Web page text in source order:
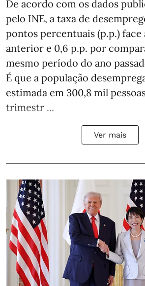
De acordo com os dados
pelo INE, a taxa de
pontos percentuais (p.p.)
anterior e 0,6 p.p. por
mesmo período do ano
É que a população
estimada em 300,8 mil
trimestr ...
Ver mais